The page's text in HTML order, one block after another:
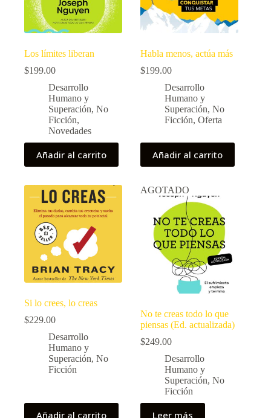
Los límites liberan
$199.00
Desarrollo
Humano y
Superación, No
Ficción,
Novedades
Añadir al carrito
Habla menos, actúa más
$199.00
Desarrollo
Humano y
Superación,No
Ficción,Oferta
Añadir al carrito
Si lo crees, lo creas
$229.00
Desarrollo
Humano y
Superación, No
Ficción
Añadir al carrito
AGOTADO
No te creas todo lo que
piensas (Ed. actualizada)
$249.00
Desarrollo
Humano y
Superación,No
Ficción
Leer más